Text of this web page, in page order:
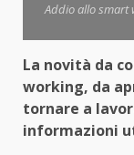
Addio allo smart
La novità da
working, da
tornare a
informazioni